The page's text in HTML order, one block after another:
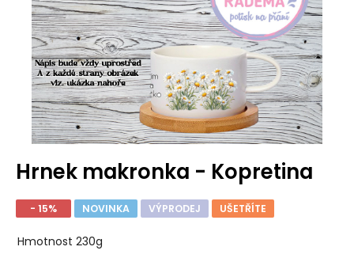
Hrnek makronka - Kopretina
- 15% NOVINKA VÝPRODEJ UŠETŘÍTE
Hmotnost 230g